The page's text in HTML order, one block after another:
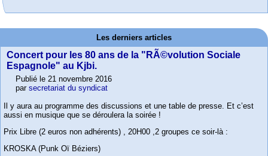
Les derniers articles
Concert pour les 80 ans de la "RÃ©volution Sociale
Espagnole" au Kjbi.
Publié le 21 novembre 2016
par secretariat du syndicat
Il y aura au programme des discussions et une table de presse. Et c’est
aussi en musique que se déroulera la soirée !
Prix Libre (2 euros non adhérents) , 20H00 ,2 groupes ce soir-là :
KROSKA (Punk Oï Béziers)